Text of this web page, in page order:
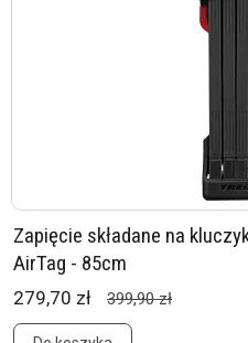
Zapięcie składane na
AirTag - 85cm
279,70 zł 399,90 zł